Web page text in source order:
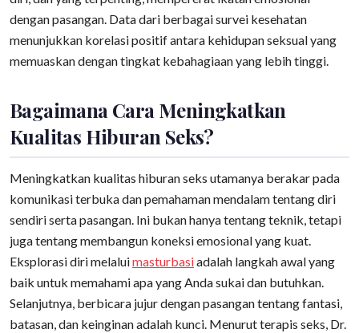
dengan pasangan. Data dari berbagai survei kesehatan
menunjukkan korelasi positif antara kehidupan seksual yang
memuaskan dengan tingkat kebahagiaan yang lebih tinggi.
Bagaimana Cara Meningkatkan
Kualitas Hiburan Seks?
Meningkatkan kualitas hiburan seks utamanya berakar pada
komunikasi terbuka dan pemahaman mendalam tentang diri
sendiri serta pasangan. Ini bukan hanya tentang teknik, tetapi
juga tentang membangun koneksi emosional yang kuat.
Eksplorasi diri melaluimasturbasiadalah langkah awal yang
baik untuk memahami apa yang Anda sukai dan butuhkan.
Selanjutnya, berbicara jujur dengan pasangan tentang fantasi,
batasan, dan keinginan adalah kunci. Menurut terapis seks, Dr.